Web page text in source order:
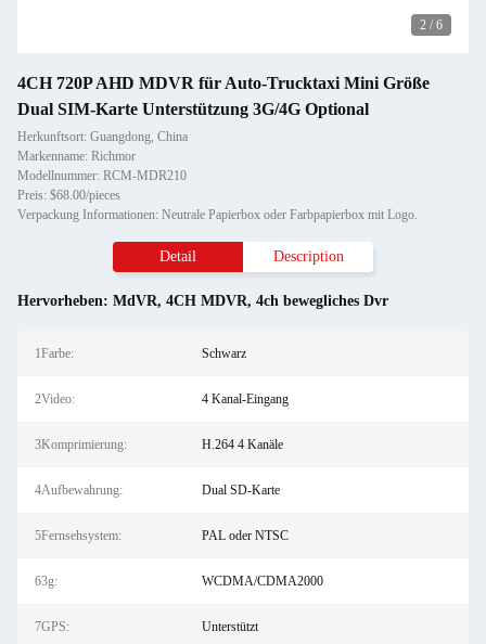
2 / 6
4CH 720P AHD MDVR für Auto-Trucktaxi Mini Größe
Dual SIM-Karte Unterstützung 3G/4G Optional
Herkunftsort: Guangdong, China
Markenname: Richmor
Modellnummer: RCM-MDR210
Preis: $68.00/pieces
Verpackung Informationen: Neutrale Papierbox oder Farbpapierbox mit Logo.
Detail Description
Hervorheben: MdVR, 4CH MDVR, 4ch bewegliches Dvr
1Farbe: Schwarz
2Video: 4 Kanal-Eingang
3Komprimierung: H.264 4 Kanäle
4Aufbewahrung: Dual SD-Karte
5Fernsehsystem: PAL oder NTSC
63g: WCDMA/CDMA2000
7GPS: Unterstützt